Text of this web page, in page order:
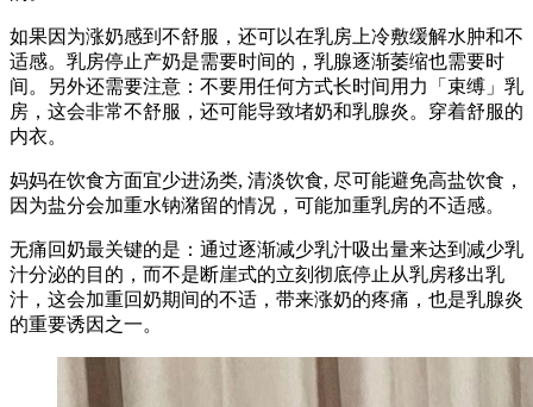
如果因为涨奶感到不舒服，还可以在乳房上冷敷缓解水肿和不
适感。乳房停止产奶是需要时间的，乳腺逐渐萎缩也需要时
间。另外还需要注意：不要用任何方式长时间用力「束缚」乳
房，这会非常不舒服，还可能导致堵奶和乳腺炎。穿着舒服的
内衣。
妈妈在饮食方面宜少进汤类, 清淡饮食, 尽可能避免高盐饮食，
因为盐分会加重水钠潴留的情况，可能加重乳房的不适感。
无痛回奶最关键的是：通过逐渐减少乳汁吸出量来达到减少乳
汁分泌的目的，而不是断崖式的立刻彻底停止从乳房移出乳
汁，这会加重回奶期间的不适，带来涨奶的疼痛，也是乳腺炎
的重要诱因之一。